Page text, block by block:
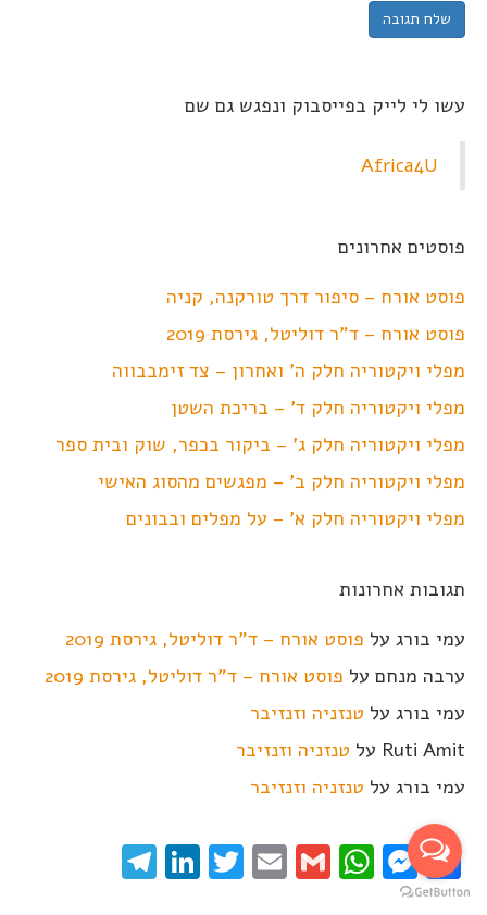
עשו לי לייק בפייסבוק ונפגש גם שם
Africa4U
פוסטים אחרונים
פוסט אורח – סיפור דרך טורקנה, קניה
פוסט אורח – ד"ר דוליטל, גירסת 2019
מפלי ויקטוריה חלק ה' ואחרון – צד זימבבווה
מפלי ויקטוריה חלק ד' – בריכת השטן
מפלי ויקטוריה חלק ג' – ביקור בכפר, שוק ובית ספר
מפלי ויקטוריה חלק ב' – מפגשים מהסוג האישי
מפלי ויקטוריה חלק א' – על מפלים ובבונים
תגובות אחרונות
עמי בורג על פוסט אורח – ד"ר דוליטל, גירסת 2019
ערבה מנחם על פוסט אורח – ד"ר דוליטל, גירסת 2019
עמי בורג על טנזניה וזנזיבר
Ruti Amit על טנזניה וזנזיבר
עמי בורג על טנזניה וזנזיבר
Facebook
Messenger
WhatsApp
Gmail
Email
Twitter
LinkedIn